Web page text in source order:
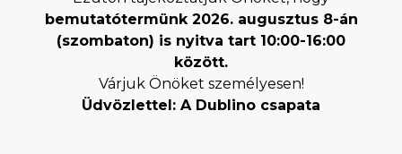
bemutatótermünk 2026. augusztus 8-án
(szombaton) is nyitva tart 10:00-16:00
között.
Várjuk Önöket személyesen!
Üdvözlettel: A Dublino csapata